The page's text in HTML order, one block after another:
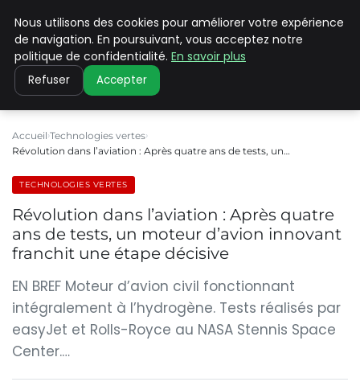
CLIMATE C ADVANCED
Accueil Technologies vertes
Révolution dans l’aviation : Après quatre ans de tests, un…
TECHNOLOGIES VERTES
Révolution dans l’aviation : Après quatre
ans de tests, un moteur d’avion innovant
franchit une étape décisive
EN BREF Moteur d’avion civil fonctionnant
intégralement à l’hydrogène. Tests réalisés par
easyJet et Rolls-Royce au NASA Stennis Space
Center.…
Nous utilisons des cookies pour améliorer votre expérience
de navigation. En poursuivant, vous acceptez notre
politique de confidentialité. En savoir plus
Refuser Accepter